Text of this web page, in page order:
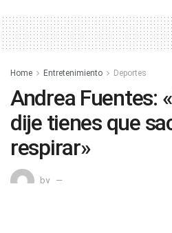
Home Entretenimiento Deportes
Andrea Fuentes:
dije tienes que
respirar»
by